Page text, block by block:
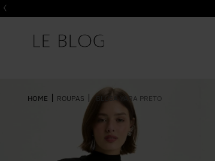
ROUPAS BLUSA YARA PRETO